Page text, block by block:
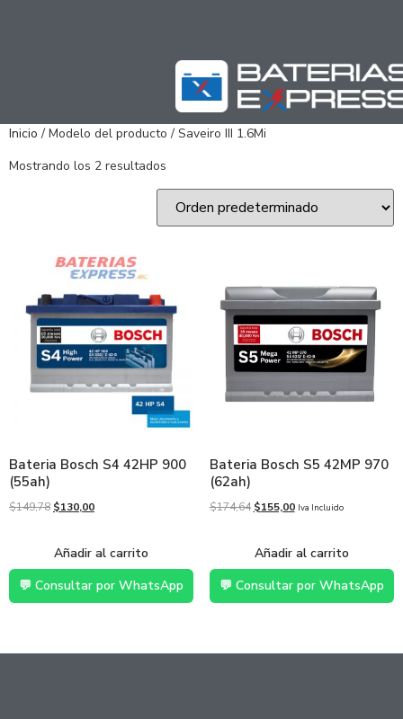
Inicio / Modelo del producto / Saveiro III 1.6Mi
Mostrando los 2 resultados
Bateria Bosch S4 42HP 900
(55ah)
$149,78 $130,00
Añadir al carrito
💬 Consultar por WhatsApp
Bateria Bosch S5 42MP 970
(62ah)
$174,64 $155,00 Iva Incluido
Añadir al carrito
💬 Consultar por WhatsApp